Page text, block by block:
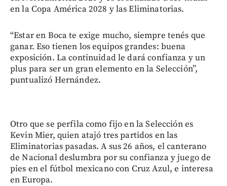
en la Copa América 2028 y las Eliminatorias.
“Estar en Boca te exige mucho, siempre tenés que
ganar. Eso tienen los equipos grandes: buena
exposición. La continuidad le dará confianza y un
plus para ser un gran elemento en la Selección”,
puntualizó Hernández.
Otro que se perfila como fijo en la Selección es
Kevin Mier, quien atajó tres partidos en las
Eliminatorias pasadas. A sus 26 años, el canterano
de Nacional deslumbra por su confianza y juego de
pies en el fútbol mexicano con Cruz Azul, e interesa
en Europa.